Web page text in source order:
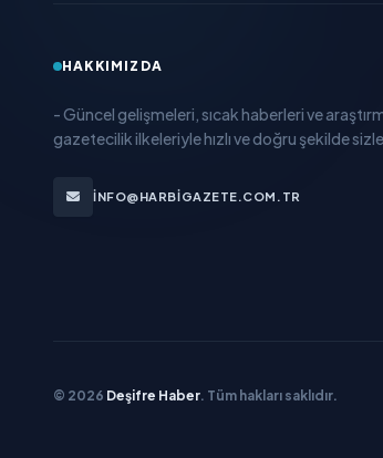
HAKKIMIZDA
- Güncel gelişmeleri, sıcak haberleri ve
gazetecilik ilkeleriyle hızlı ve doğru şekilde
INFO@HARBIGAZETE.COM.TR
© 2026 Deşifre Haber. Tüm hakları saklıdır.